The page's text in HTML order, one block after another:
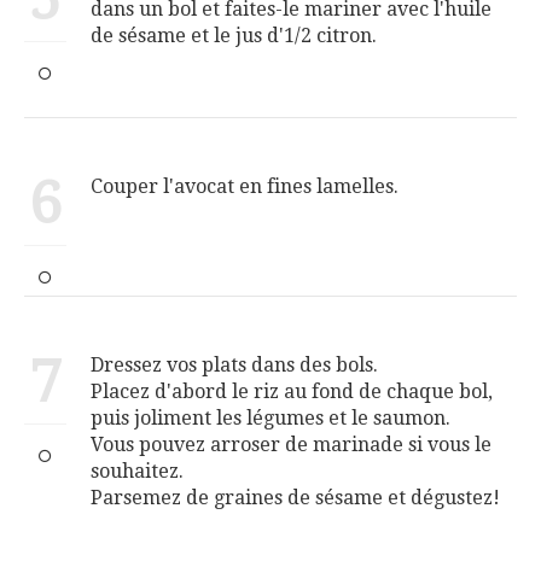
dans un bol et faites-le mariner avec l'huile
de sésame et le jus d'1/2 citron.
6 Couper l'avocat en fines lamelles.
7
Dressez vos plats dans des bols.
Placez d'abord le riz au fond de chaque bol,
puis joliment les légumes et le saumon.
Vous pouvez arroser de marinade si vous le
souhaitez.
Parsemez de graines de sésame et dégustez!